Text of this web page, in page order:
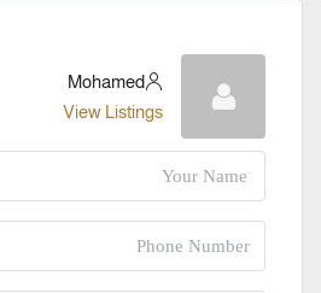
Mohamed
View Listings